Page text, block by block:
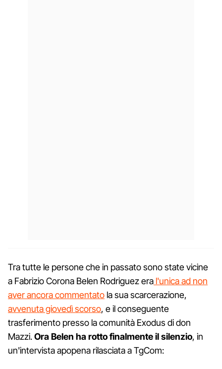
Tra tutte le persone che in passato sono state vicine
a Fabrizio Corona Belen Rodriguez era l'unica ad non
aver ancora commentato la sua scarcerazione,
avvenuta giovedì scorso, e il conseguente
trasferimento presso la comunità Exodus di don
Mazzi.Ora Belen ha rotto finalmente il silenzio, in
un'intervista apopena rilasciata a TgCom: